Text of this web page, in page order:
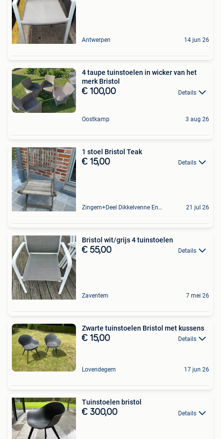
Antwerpen 14 jun 26
4 taupe tuinstoelen in wicker van het
merk Bristol
€ 100,00 Details
Oostkamp 3 aug 26
1 stoel Bristol Teak
€ 15,00 Details
Zingem+Deel Dikkelvenne En Nederzwalm-Hermelgem 21 jul 26
Bristol wit/grijs 4 tuinstoelen
€ 55,00 Details
Zaventem 7 mei 26
Zwarte tuinstoelen Bristol met kussens
€ 15,00 Details
Lovendegem 17 jun 26
Tuinstoelen bristol
€ 300,00 Details